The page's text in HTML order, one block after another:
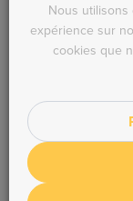
Nous
expérience sur
cookies que